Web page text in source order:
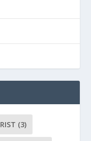
(3)